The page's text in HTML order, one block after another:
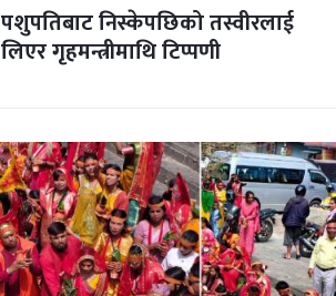
पशुपतिबाट निस्केपछिको तस्वीरलाई
लिएर गृहमन्त्रीमाथि टिप्पणी